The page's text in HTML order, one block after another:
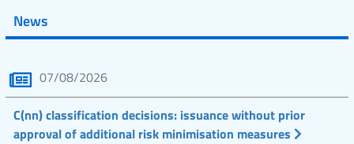
News
07/08/2026
C(nn) classification decisions: issuance without prior
approval of additional risk minimisation measures